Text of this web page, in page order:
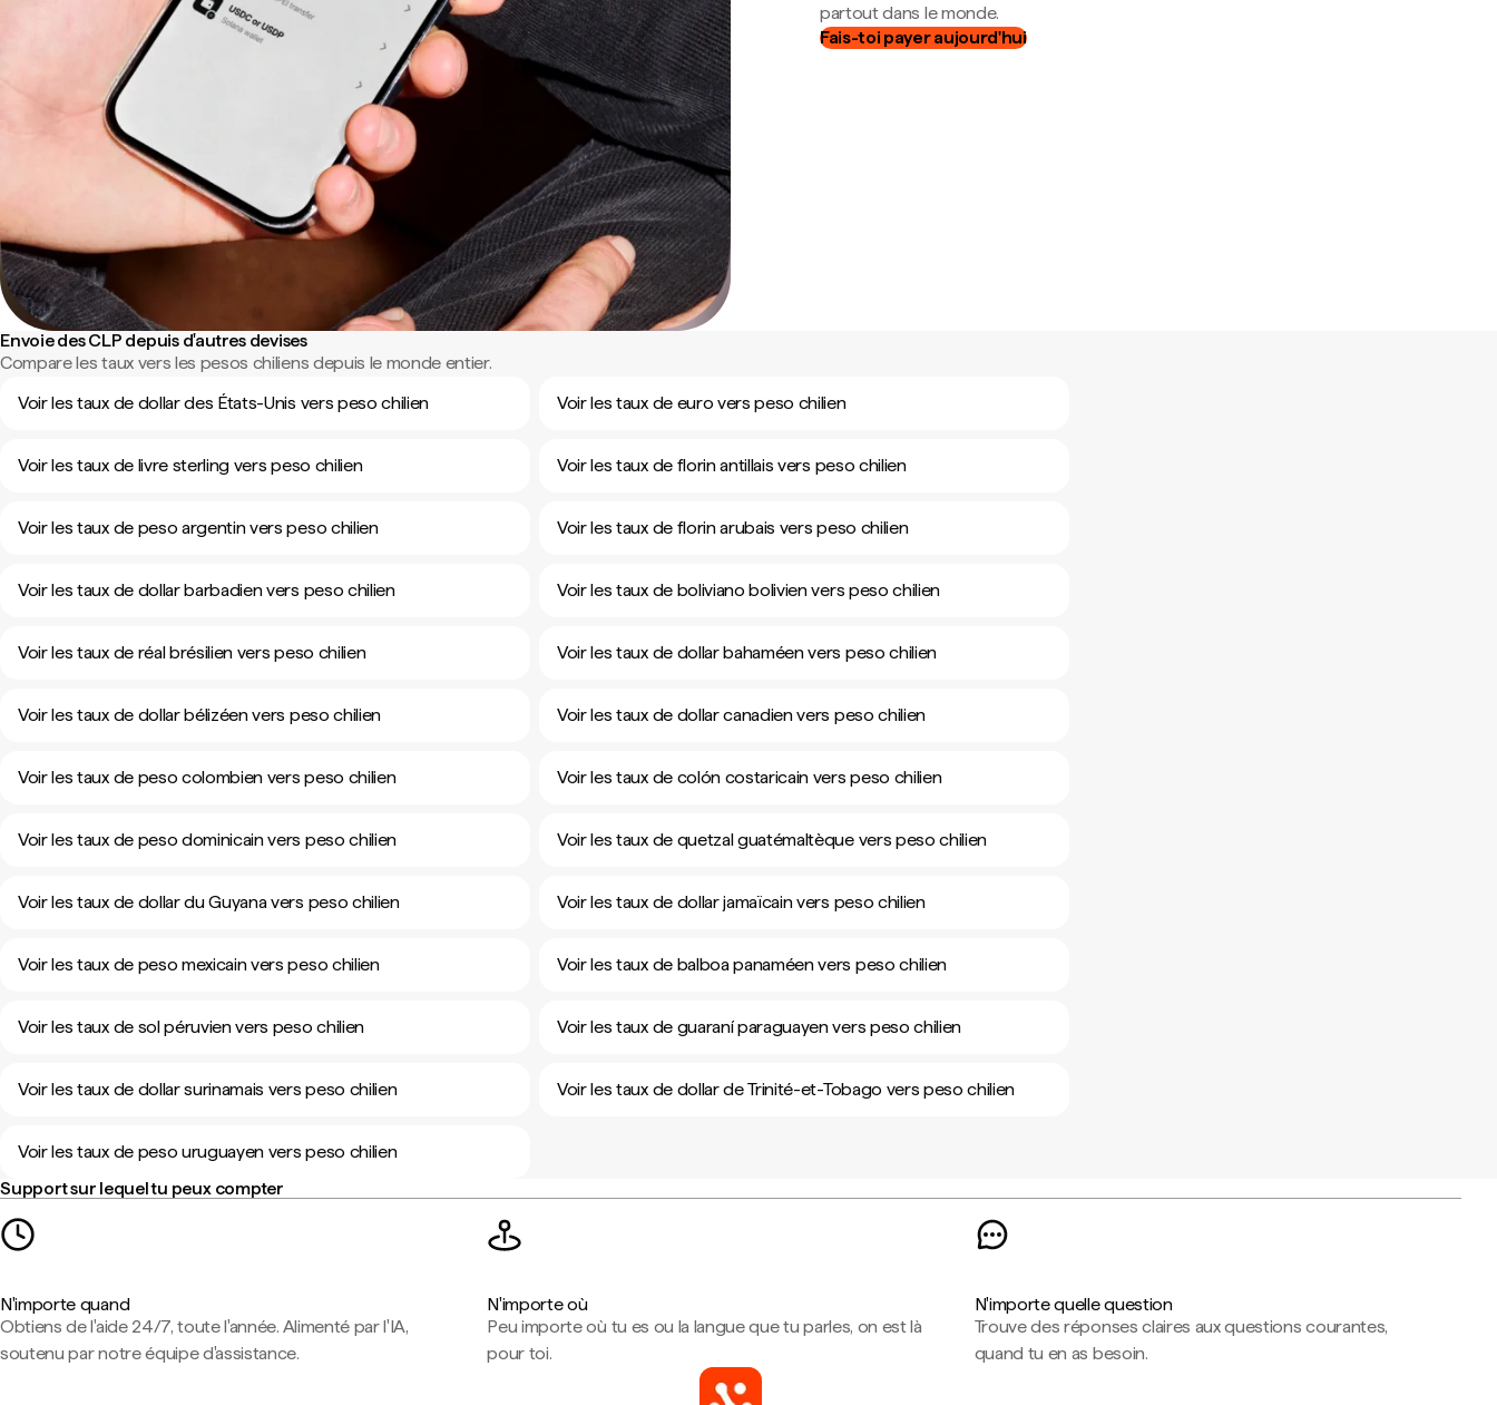
partout dans le monde.
Fais-toi payer aujourd'hui
Envoie des CLP depuis d'autres devises
Compare les taux vers les pesos chiliens depuis le monde entier.
Voir les taux de dollar des États-Unis vers peso chilien
Voir les taux de euro vers peso chilien
Voir les taux de livre sterling vers peso chilien Voir les taux de florin antillais vers peso chilien
Voir les taux de peso argentin vers peso chilien Voir les taux de florin arubais vers peso chilien
Voir les taux de dollar barbadien vers peso chilien Voir les taux de boliviano bolivien vers peso chilien
Voir les taux de réal brésilien vers peso chilien Voir les taux de dollar bahaméen vers peso chilien
Voir les taux de dollar bélizéen vers peso chilien Voir les taux de dollar canadien vers peso chilien
Voir les taux de peso colombien vers peso chilien Voir les taux de colón costaricain vers peso chilien
Voir les taux de peso dominicain vers peso chilien Voir les taux de quetzal guatémaltèque vers peso chilien
Voir les taux de dollar du Guyana vers peso chilien Voir les taux de dollar jamaïcain vers peso chilien
Voir les taux de peso mexicain vers peso chilien Voir les taux de balboa panaméen vers peso chilien
Voir les taux de sol péruvien vers peso chilien Voir les taux de guaraní paraguayen vers peso chilien
Voir les taux de dollar surinamais vers peso chilien Voir les taux de dollar de Trinité-et-Tobago vers peso chilien
Voir les taux de peso uruguayen vers peso chilien
Support sur lequel tu peux compter
N'importe quand
Obtiens de l'aide 24/7, toute l'année. Alimenté par l'IA,
soutenu par notre équipe d'assistance.
N'importe où
Peu importe où tu es ou la langue que tu parles, on est là
pour toi.
N'importe quelle question
Trouve des réponses claires aux questions courantes,
quand tu en as besoin.